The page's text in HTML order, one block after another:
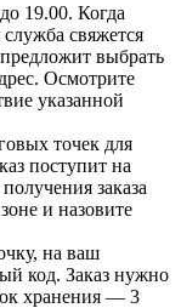
19.00. Когда
служба свяжется
выбрать
Осмотрите
указанной
точек для
поступит на
заказа
и назовите
на ваш
код. Заказ нужно
хранения — 3